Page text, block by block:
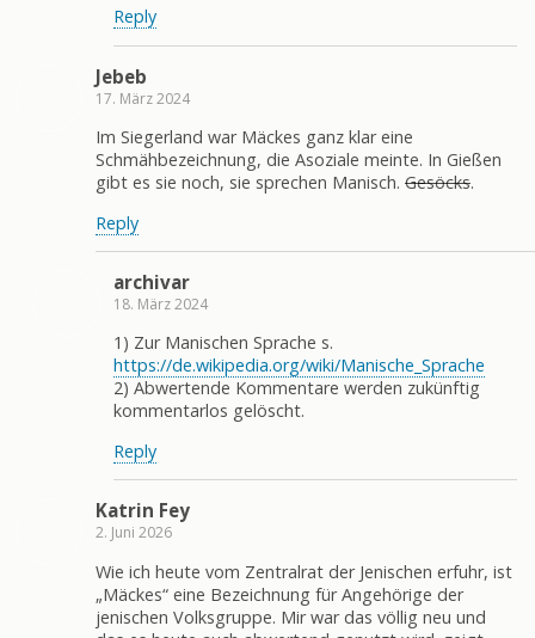
Reply
Jebeb
17. März 2024
Im Siegerland war Mäckes ganz klar eine
Schmähbezeichnung, die Asoziale meinte. In Gießen
gibt es sie noch, sie sprechen Manisch. Gesöcks.
Reply
archivar
18. März 2024
1) Zur Manischen Sprache s.
https://de.wikipedia.org/wiki/Manische_Sprache
2) Abwertende Kommentare werden zukünftig
kommentarlos gelöscht.
Reply
Katrin Fey
2. Juni 2026
Wie ich heute vom Zentralrat der Jenischen erfuhr, ist
„Mäckes“ eine Bezeichnung für Angehörige der
jenischen Volksgruppe. Mir war das völlig neu und